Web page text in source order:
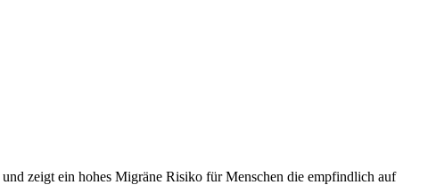
und zeigt ein hohes Migräne Risiko für Menschen die empfindlich auf